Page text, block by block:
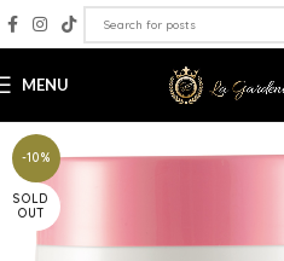
MENU
-10%
SOLD
OUT